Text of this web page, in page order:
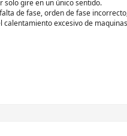
solo gire en un único sentido.
de fase, orden de fase
excesivo de